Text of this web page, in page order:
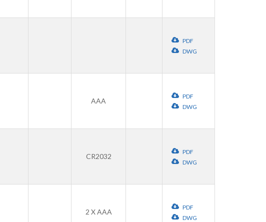
PDF
DWG
AAA
PDF
DWG
CR2032
PDF
DWG
2 X AAA
PDF
DWG